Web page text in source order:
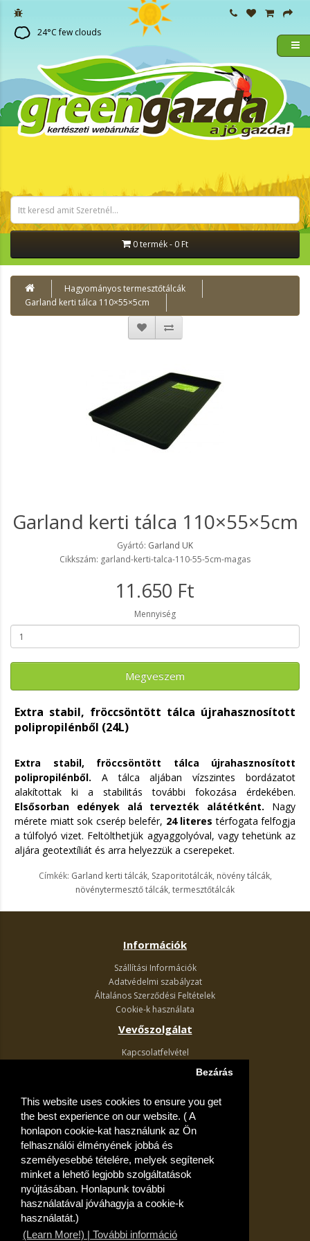
This website uses cookies to ensure you get
the best experience on our website. ( A
honlapon cookie-kat használunk az Ön
felhasználói élményének jobbá és
személyesebbé tételére, melyek segítenek
minket a lehető legjobb szolgáltatások
nyújtásában. Honlapunk további
használatával jóváhagyja a cookie-k
használatát.)
(Learn More!) | További információ
Bezárás
24°C few clouds
0 termék - 0 Ft
Hagyományos termesztőtálcák
Garland kerti tálca 110×55×5cm
Garland kerti tálca 110×55×5cm
Gyártó: Garland UK
Cikkszám: garland-kerti-talca-110-55-5cm-magas
11.650 Ft
Mennyiség
Megveszem
Extra stabil, fröccsöntött tálca újrahasznosított
polipropilénből (24L)
Extra stabil, fröccsöntött tálca újrahasznosított
polipropilénből. A tálca aljában vízszintes bordázatot
alakítottak ki a stabilitás további fokozása érdekében.
Elsősorban edények alá tervezték alátétként. Nagy
mérete miatt sok cserép belefér, 24 literes térfogata felfogja
a túlfolyó vizet. Feltölthetjük agyaggolyóval, vagy tehetünk az
aljára geotextíliát és arra helyezzük a cserepeket.
Címkék: Garland kerti tálcák, Szaporitotálcák, növény tálcák,
növénytermesztő tálcák, termesztőtálcák
Információk
Szállítási Információk
Adatvédelmi szabályzat
Általános Szerződési Feltételek
Cookie-k használata
Vevőszolgálat
Kapcsolatfelvétel
Akciós ajánlatok
Fiók
Kívánságlista